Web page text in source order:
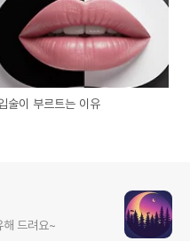
술이 부르트는 이유
드려요~